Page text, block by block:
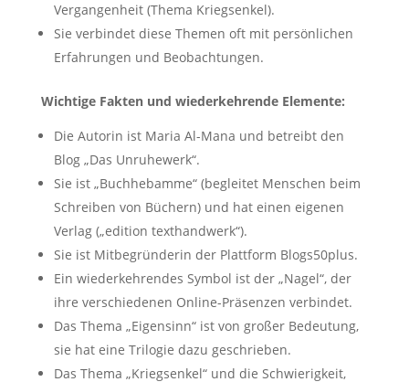
Vergangenheit (Thema Kriegsenkel).
Sie verbindet diese Themen oft mit persönlichen
Erfahrungen und Beobachtungen.
Wichtige Fakten und wiederkehrende Elemente:
Die Autorin ist Maria Al-Mana und betreibt den
Blog „Das Unruhewerk“.
Sie ist „Buchhebamme“ (begleitet Menschen beim
Schreiben von Büchern) und hat einen eigenen
Verlag („edition texthandwerk“).
Sie ist Mitbegründerin der Plattform Blogs50plus.
Ein wiederkehrendes Symbol ist der „Nagel“, der
ihre verschiedenen Online-Präsenzen verbindet.
Das Thema „Eigensinn“ ist von großer Bedeutung,
sie hat eine Trilogie dazu geschrieben.
Das Thema „Kriegsenkel“ und die Schwierigkeit,